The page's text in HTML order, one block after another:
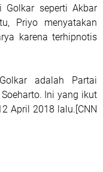
Golkar seperti Akbar
Priyo menyatakan
karena terhipnotis
adalah Partai
Ini yang ikut
April 2018 lalu.[CNN